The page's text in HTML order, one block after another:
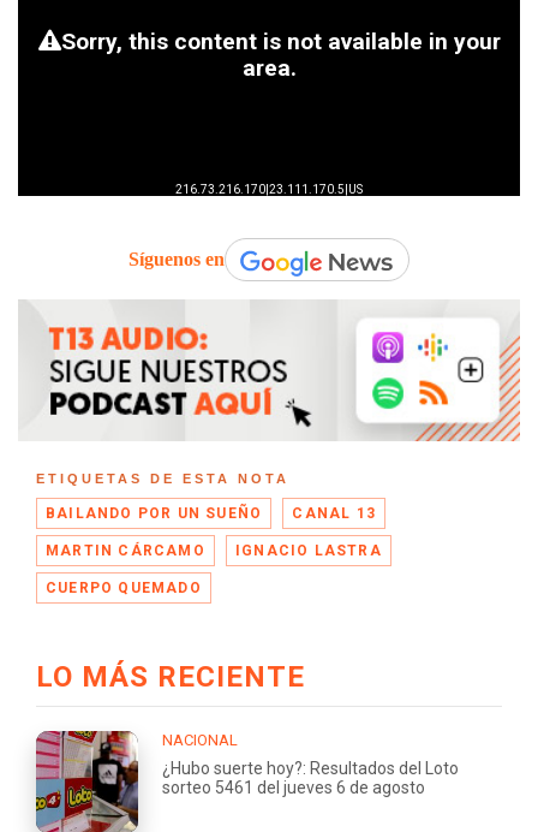
Síguenos en
ETIQUETAS DE ESTA NOTA
BAILANDO POR UN SUEÑO CANAL 13
MARTIN CÁRCAMO IGNACIO LASTRA
CUERPO QUEMADO
LO MÁS RECIENTE
NACIONAL
¿Hubo suerte hoy?: Resultados del Loto
sorteo 5461 del jueves 6 de agosto